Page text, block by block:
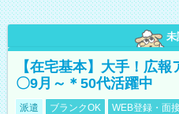
未
【在宅基本】大手！広
〇9月～＊50代活躍中
派遣 ブランクOK WEB登録・面